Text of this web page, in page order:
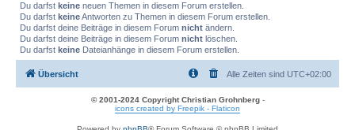
Du darfst keine neuen Themen in diesem Forum erstellen.
Du darfst keineAntworten zu Themen in diesem Forum erstellen.
Du darfst deine Beiträge in diesem Forum nicht ändern.
Du darfst deine Beiträge in diesem Forum nicht löschen.
Du darfst keine Dateianhänge in diesem Forum erstellen.
Übersicht Alle Zeiten sind UTC+02:00
© 2001-2024 Copyright Christian Grohnberg-
icons created by Freepik - Flaticon